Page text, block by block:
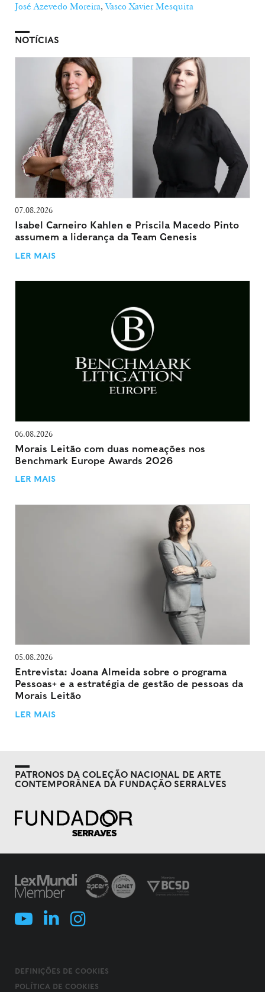
José Azevedo Moreira,Vasco Xavier Mesquita
NOTÍCIAS
07.08.2026
Isabel Carneiro Kahlen e Priscila Macedo Pinto
assumem a liderança da Team Genesis
LER MAIS
06.08.2026
Morais Leitão com duas nomeações nos
Benchmark Europe Awards 2026
LER MAIS
05.08.2026
Entrevista: Joana Almeida sobre o programa
Pessoas+ e a estratégia de gestão de pessoas da
Morais Leitão
LER MAIS
PATRONOS DA COLEÇÃO NACIONAL DE ARTE
CONTEMPORÂNEA DA FUNDAÇÃO SERRALVES
DEFINIÇÕES DE COOKIES
POLÍTICA DE COOKIES